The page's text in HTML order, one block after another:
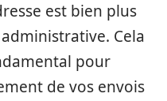
est bien plus
Cela
pour
de vos envois